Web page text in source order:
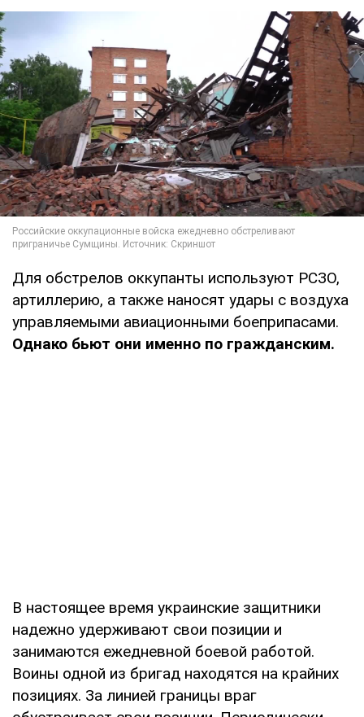
Для обстрелов оккупанты используют РСЗО,
артиллерию, а также наносят удары с воздуха
управляемыми авиационными боеприпасами.
Однако бьют они именно по гражданским.
В настоящее время украинские защитники
надежно удерживают свои позиции и
занимаются ежедневной боевой работой.
Воины одной из бригад находятся на крайних
позициях. За линией границы враг